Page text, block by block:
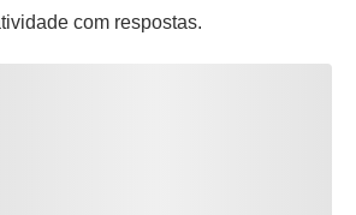
com respostas.